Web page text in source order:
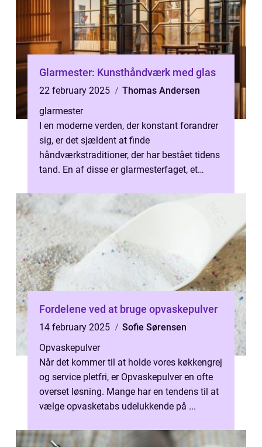
Glarmester: Kunsthåndværk med glas
22 february 2025
Thomas Andersen
glarmester
I en moderne verden, der konstant forandrer
sig, er det sjældent at finde
håndværkstraditioner, der har bestået tidens
tand. En af disse er glarmesterfaget, et
Fordelene ved at bruge opvaskepulver
14 february 2025
Sofie Sørensen
Opvaskepulver
Når det kommer til at holde vores køkkengrej
og service pletfri, er Opvaskepulver en ofte
overset løsning. Mange har en tendens til at
vælge opvasketabs udelukkende på ...